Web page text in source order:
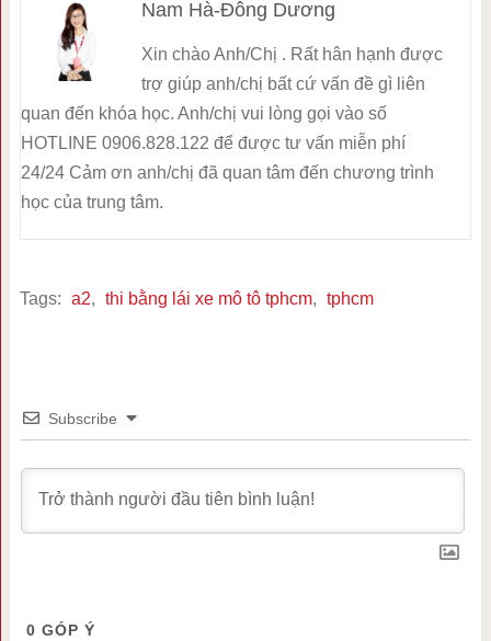
Nam Hà-Đông Dương
Xin chào Anh/Chị . Rất hân hạnh được
trợ giúp anh/chị bất cứ vấn đề gì liên
quan đến khóa học. Anh/chị vui lòng gọi vào số
HOTLINE 0906.828.122 để được tư vấn miễn phí
24/24 Cảm ơn anh/chị đã quan tâm đến chương trình
học của trung tâm.
Tags: a2, thi bằng lái xe mô tô tphcm, tphcm
Subscribe
0 GÓP Ý